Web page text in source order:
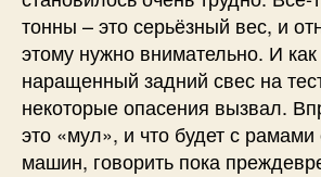
тонны – это серьёзный вес, и
этому нужно внимательно. И как
наращенный задний свес на
некоторые опасения вызвал.
это «мул», и что будет с
машин, говорить пока